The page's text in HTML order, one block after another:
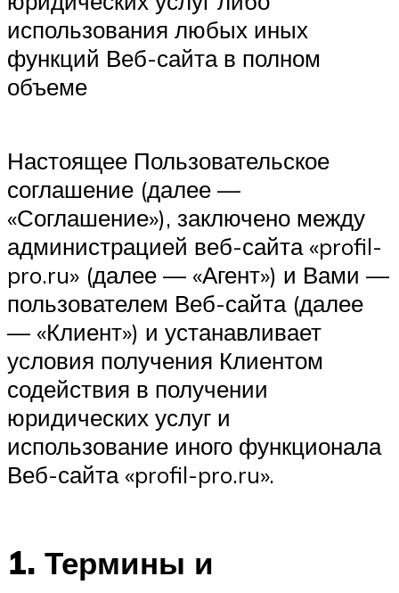
использования любых иных
функций Веб-сайта в полном
объеме
Настоящее Пользовательское
соглашение (далее —
«Соглашение»), заключено между
администрацией веб-сайта «profil-
pro.ru» (далее — «Агент») и Вами —
пользователем Веб-сайта (далее
— «Клиент») и устанавливает
условия получения Клиентом
содействия в получении
юридических услуг и
использование иного функционала
Веб-сайта «profil-pro.ru».
1. Термины и